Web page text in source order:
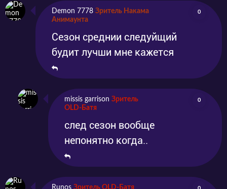
Demon 7778 Зритель Накама
Анимаунта
0
Сезон среднии следуйщий
будит лучши мне кажется
missis garrison Зритель
OLD-Батя
0
след сезон вообще
непонятно когда..
Runos Зритель OLD-Батя